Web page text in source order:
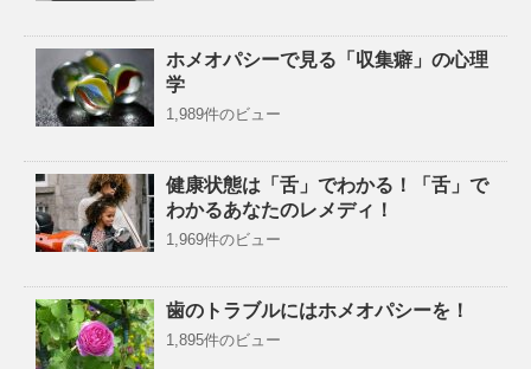
ホメオパシーで見る「収集癖」の心理
学
1,989件のビュー
健康状態は「舌」でわかる！「舌」で
わかるあなたのレメディ！
1,969件のビュー
歯のトラブルにはホメオパシーを！
1,895件のビュー